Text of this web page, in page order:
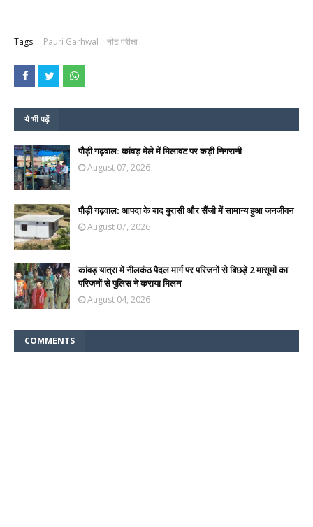
Tags: Pauri Garhwal नीट परीक्षा
ये भी पढ़ें
पौड़ी गढ़वाल: कांवड़ मेले में मिलावट पर कड़ी निगरानी
August 07, 2026
पौड़ी गढ़वाल: आपदा के बाद बुरासी और सैंजी में सामान्य हुआ जनजीवन
August 07, 2026
कांवड़ यात्रा में नीलकंठ पैदल मार्ग पर परिजनों से बिछड़े 2 मासूमों का
परिजनों से पुलिस ने कराया मिलन
August 04, 2026
COMMENTS